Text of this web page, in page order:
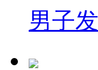
男子